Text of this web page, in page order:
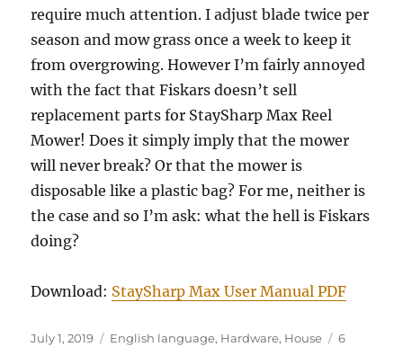
require much attention. I adjust blade twice per
season and mow grass once a week to keep it
from overgrowing. However I’m fairly annoyed
with the fact that Fiskars doesn’t sell
replacement parts for StaySharp Max Reel
Mower! Does it simply imply that the mower
will never break? Or that the mower is
disposable like a plastic bag? For me, neither is
the case and so I’m ask: what the hell is Fiskars
doing?
Download: StaySharp Max User Manual PDF
Posted
July 1, 2019 Categories
English language, Hardware, House
6